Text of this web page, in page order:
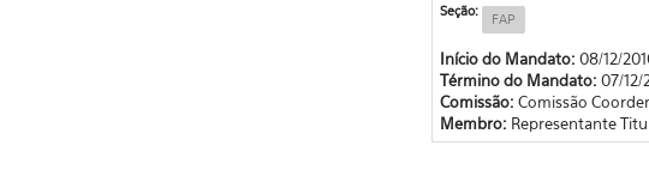
Seção: FAP
Início do Mandato:08/12/
Término do Mandato:07/12/
Comissão:Comissão
Membro: Representante